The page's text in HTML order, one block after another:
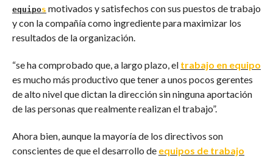
equipos motivados y satisfechos con sus puestos de trabajo
y con la compañía como ingrediente para maximizar los
resultados de la organización.
“se ha comprobado que, a largo plazo, el trabajo en equipo
es mucho más productivo que tener a unos pocos gerentes
de alto nivel que dictan la dirección sin ninguna aportación
de las personas que realmente realizan el trabajo”.
Ahora bien, aunque la mayoría de los directivos son
conscientes de que el desarrollo de equipos de trabajo